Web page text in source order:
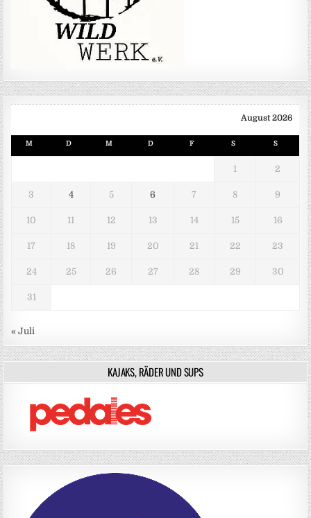
August 2026
M D M D F S S
1 2
3 4 5 6 7 8 9
10 11 12 13 14 15 16
17 18 19 20 21 22 23
24 25 26 27 28 29 30
31
« Juli
KAJAKS, RÄDER UND SUPS